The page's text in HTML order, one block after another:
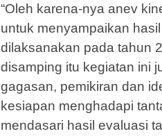
“Oleh karena-nya anev
untuk menyampaikan
dilaksanakan pada tahun
disamping itu kegiatan ini
gagasan, pemikiran dan
kesiapan menghadapi
mendasari hasil evaluasi